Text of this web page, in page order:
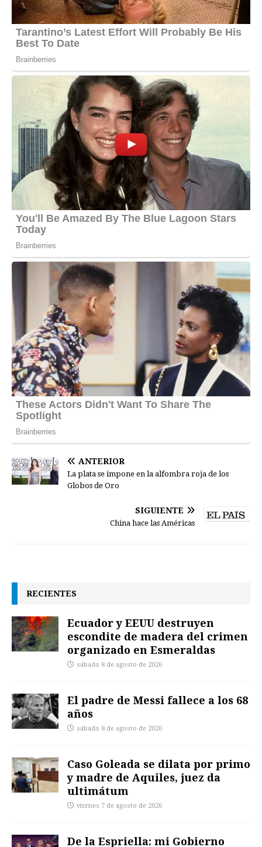
ANTERIOR
La plata se impone en la alfombra roja de los
Globos de Oro
SIGUIENTE
China hace las Américas
RECIENTES
Ecuador y EEUU destruyen
escondite de madera del crimen
organizado en Esmeraldas
sábado 8 de agosto de 2026
El padre de Messi fallece a los 68
años
sábado 8 de agosto de 2026
Caso Goleada se dilata por primo
y madre de Aquiles, juez da
ultimátum
viernes 7 de agosto de 2026
De la Espriella: mi Gobierno